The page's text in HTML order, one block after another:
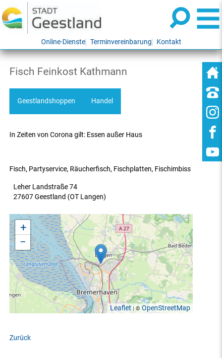
Online-Dienste Terminvereinbarung Kontakt
Fisch Feinkost Kathmann
Geestlandshoppen Handel
In Zeiten von Corona gilt: Essen außer Haus
Fisch, Partyservice, Räucherfisch, Fischplatten, Fischimbiss
Leher Landstraße 74
27607 Geestland (OT Langen)
+
−
Leaflet| © OpenStreetMap
Zurück